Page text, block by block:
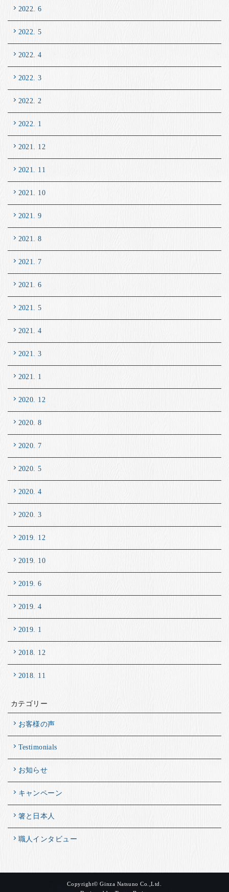
2022. 6
2022. 5
2022. 4
2022. 3
2022. 2
2022. 1
2021. 12
2021. 11
2021. 10
2021. 9
2021. 8
2021. 7
2021. 6
2021. 5
2021. 4
2021. 3
2021. 1
2020. 12
2020. 8
2020. 7
2020. 5
2020. 4
2020. 3
2019. 12
2019. 10
2019. 6
2019. 4
2019. 1
2018. 12
2018. 11
カテゴリー
お客様の声
Testimonials
お知らせ
キャンペーン
箸と日本人
職人インタビュー
Copyright© Ginza Natsuno Co.,Ltd.